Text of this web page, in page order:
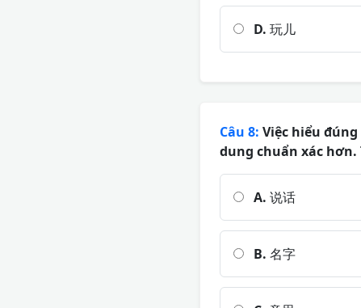
D. 玩儿
Câu 8: Việc hiểu
dung chuẩn xác hơn.
A. 说话
B. 名字